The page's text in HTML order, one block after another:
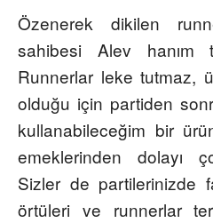
Özenerek dikilen
sahibesi Alev hanım
Runnerlar leke tutmaz,
olduğu için partiden
kullanabileceğim bir
emeklerinden dolayı
Sizler de partilerinizde
örtüleri ve runnerlar